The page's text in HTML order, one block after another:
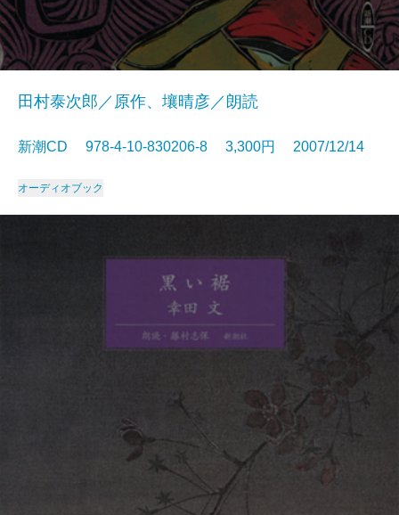
田村泰次郎／原作、壤晴彦／朗読
新潮CD 978-4-10-830206-8 3,300円 2007/12/14
オーディオブック